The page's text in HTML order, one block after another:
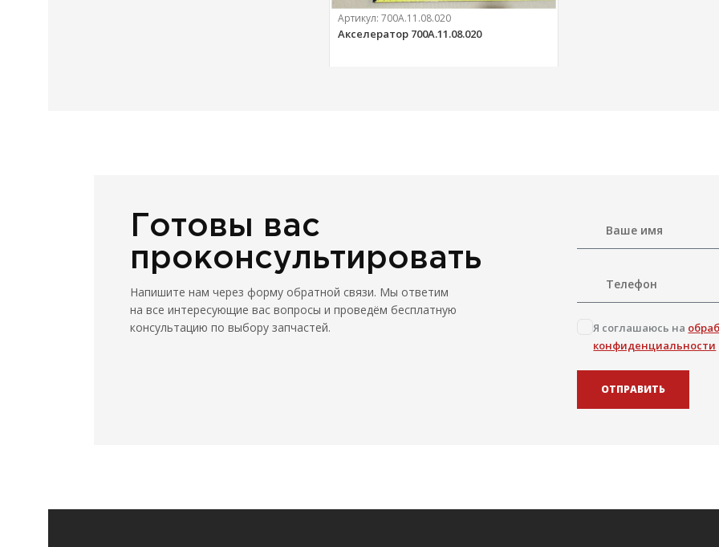
Артикул:700А.11.08.020
Акселератор 700А.11.08.020
Готовы вас
проконсультировать
Напишите нам через форму обратной связи. Мы ответим
на все интересующие вас вопросы и проведём бесплатную
консультацию по выбору запчастей.
Я соглашаюсь на
конфиденциальности
ОТПРАВИТЬ